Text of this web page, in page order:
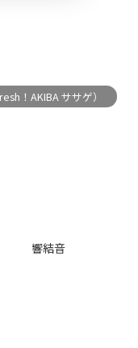
！AKIBA ササゲ）
響結音